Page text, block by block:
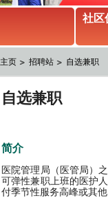
社区
主页 招聘站 自选兼职